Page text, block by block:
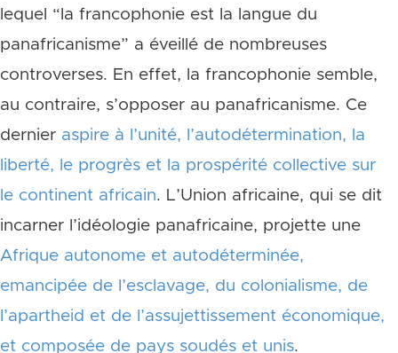
lequel “la francophonie est la langue du
panafricanisme” a éveillé de nombreuses
controverses. En effet, la francophonie semble,
au contraire, s’opposer au panafricanisme. Ce
dernier aspire à l’unité, l’autodétermination, la
liberté, le progrès et la prospérité collective sur
le continent africain. L’Union africaine, qui se dit
incarner l’idéologie panafricaine, projette une
Afrique autonome et autodéterminée,
emancipée de l’esclavage, du colonialisme, de
l’apartheid et de l’assujettissement économique,
et composée de pays soudés et unis.